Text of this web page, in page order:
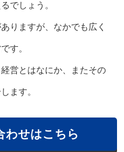
でしょう。
りますが、なかでも広く
す。
営とはなにか、またその
ます。
わせはこちら